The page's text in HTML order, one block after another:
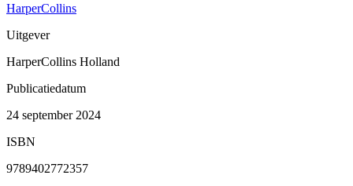
HarperCollins
Uitgever
HarperCollins Holland
Publicatiedatum
24 september 2024
ISBN
9789402772357